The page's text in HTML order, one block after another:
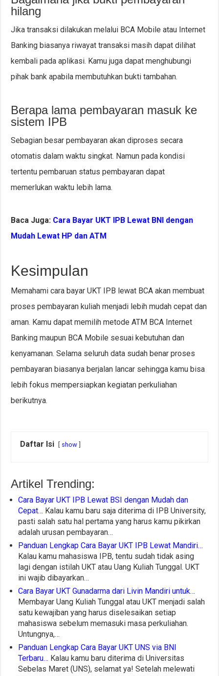
hilang
Jika transaksi dilakukan melalui BCA Mobile atau Internet
Banking biasanya riwayat transaksi masih dapat dilihat
kembali pada aplikasi. Kamu juga dapat menghubungi
pihak bank apabila membutuhkan bukti tambahan.
Berapa lama pembayaran masuk ke
sistem IPB
Sebagian besar pembayaran akan diproses secara
otomatis dalam waktu singkat. Namun pada kondisi
tertentu pembaruan status pembayaran dapat
memerlukan waktu lebih lama.
Baca Juga: Cara Bayar UKT IPB Lewat BNI dengan
Mudah Lewat HP dan ATM
Kesimpulan
Memahami cara bayar UKT IPB lewat BCA akan membuat
proses pembayaran kuliah menjadi lebih mudah cepat dan
aman. Kamu dapat memilih metode ATM BCA Internet
Banking maupun BCA Mobile sesuai kebutuhan dan
kenyamanan. Selama seluruh data sudah benar proses
pembayaran biasanya berjalan lancar sehingga kamu bisa
lebih fokus mempersiapkan kegiatan perkuliahan
berikutnya.
Daftar Isi show
Artikel Trending:
Cara Bayar UKT IPB Lewat BSI dengan Mudah dan
Cepat… Kalau kamu baru saja diterima di IPB University,
pasti salah satu hal pertama yang harus kamu pikirkan
adalah urusan pembayaran…
Panduan Lengkap Cara Bayar UKT IPB Lewat Mandiri…
Kalau kamu mahasiswa IPB, tentu sudah tidak asing
lagi dengan istilah UKT atau Uang Kuliah Tunggal. UKT
ini wajib dibayarkan…
Cara Bayar UKT Gunadarma dari Livin Mandiri untuk…
Membayar Uang Kuliah Tunggal atau UKT menjadi salah
satu kewajiban yang harus diselesaikan setiap
mahasiswa sebelum memasuki masa perkuliahan.
Untungnya,…
Panduan Lengkap Cara Bayar UKT UNS via BNI
Terbaru… Kalau kamu baru diterima di Universitas
Sebelas Maret (UNS), selamat ya! Setelah melewati